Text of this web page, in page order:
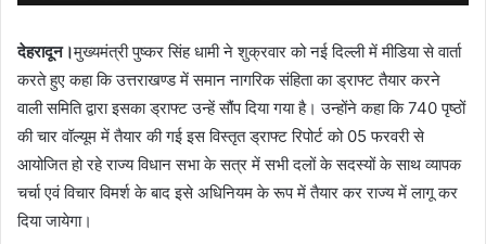
देहरादून।मुख्यमंत्री पुष्कर सिंह धामी ने शुक्रवार को नई दिल्ली में मीडिया से वार्ता
करते हुए कहा कि उत्तराखण्ड में समान नागरिक संहिता का ड्राफ्ट तैयार करने
वाली समिति द्वारा इसका ड्राफ्ट उन्हें सौंप दिया गया है। उन्होंने कहा कि 740 पृष्ठों
की चार वॉल्यूम में तैयार की गई इस विस्तृत ड्राफ्ट रिपोर्ट को 05 फरवरी से
आयोजित हो रहे राज्य विधान सभा के सत्र में सभी दलों के सदस्यों के साथ व्यापक
चर्चा एवं विचार विमर्श के बाद इसे अधिनियम के रूप में तैयार कर राज्य में लागू कर
दिया जायेगा।